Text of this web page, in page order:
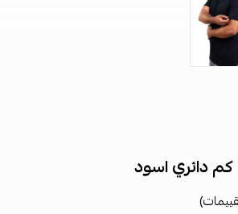
دائري اسود